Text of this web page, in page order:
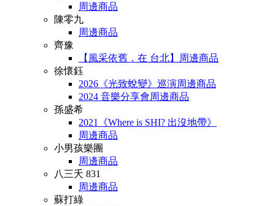
周邊商品
陳零九
周邊商品
齊豫
【風采依舊．在 台北】周邊商品
徐懷鈺
2026《光致蛻變》巡演周邊商品
2024 音樂分享會周邊商品
孫盛希
2021《Where is SHI? 出沒地帶》
周邊商品
小男孩樂團
周邊商品
八三夭 831
周邊商品
蘇打綠